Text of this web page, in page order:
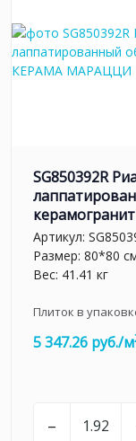
SG850392R
керамогранит
Артикул:
Размер: 80*80
Вес: 41.41 кг
Плиток в
5 347.26 руб./м
–